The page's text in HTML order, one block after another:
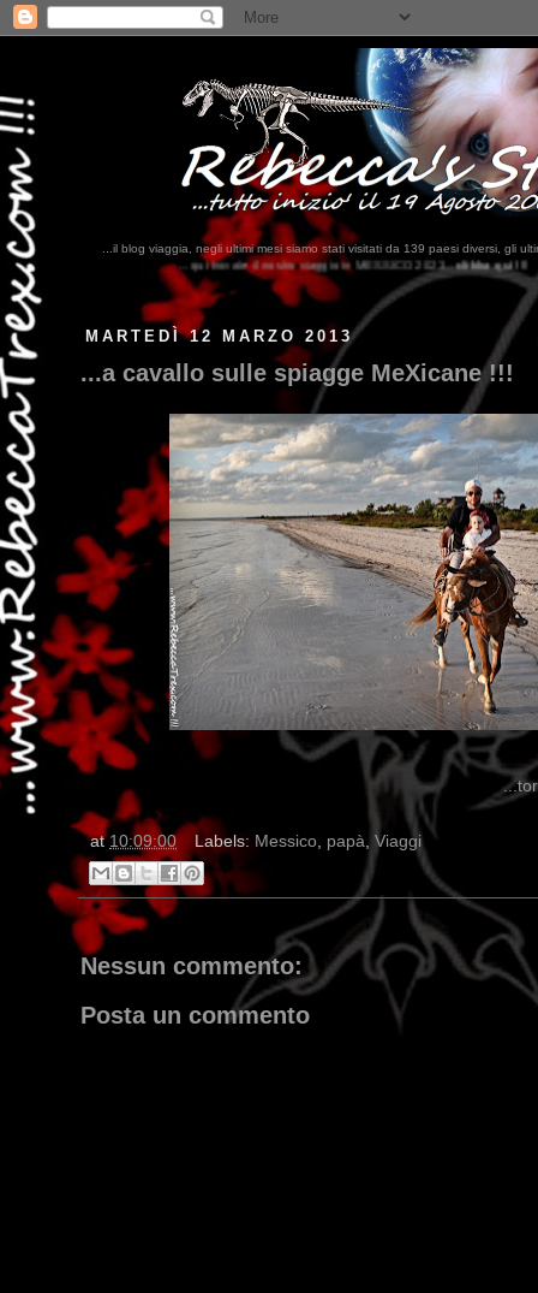
...il blog viaggia, negli ultimi mesi siamo stati visitati da 139 paesi diversi, gli
trovate il nostro viaggio in MESSICO 2023...clikka qui !!!
MARTEDÌ 12 MARZO 2013
...a cavallo sulle spiagge MeXicane !!!
at10:09:00 Labels: Messico, papà, Viaggi
Nessun commento:
Posta un commento